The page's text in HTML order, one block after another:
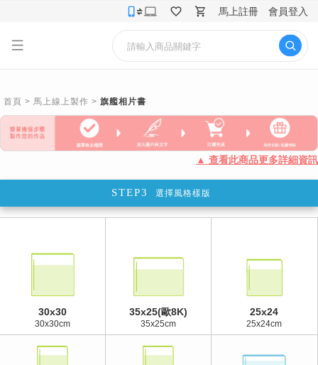
馬上註冊 會員登入
首頁 > 馬上線上製作 > 旗艦相片書
▲ 查看此商品更多詳細資訊
STEP3 選擇風格樣版
30x30
30x30cm
35x25(歐8K)
35x25cm
25x24
25x24cm